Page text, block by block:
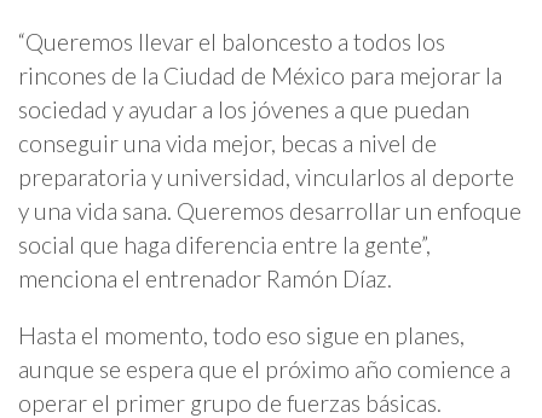
“Queremos llevar el baloncesto a todos los
rincones de la Ciudad de México para mejorar la
sociedad y ayudar a los jóvenes a que puedan
conseguir una vida mejor, becas a nivel de
preparatoria y universidad, vincularlos al deporte
y una vida sana. Queremos desarrollar un enfoque
social que haga diferencia entre la gente”,
menciona el entrenador Ramón Díaz.
Hasta el momento, todo eso sigue en planes,
aunque se espera que el próximo año comience a
operar el primer grupo de fuerzas básicas.